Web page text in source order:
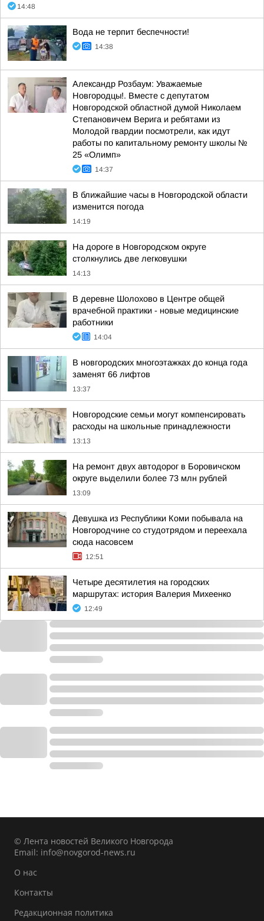
14:48
Вода не терпит беспечности!
14:38
Александр Розбаум: Уважаемые
Новгородцы!. Вместе с депутатом
Новгородской областной думой Николаем
Степановичем Верига и ребятами из
Молодой гвардии посмотрели, как идут
работы по капитальному ремонту школы №
25 «Олимп»
14:37
В ближайшие часы в Новгородской области
изменится погода
14:19
На дороге в Новгородском округе
столкнулись две легковушки
14:13
В деревне Шолохово в Центре общей
врачебной практики - новые медицинские
работники
14:04
В новгородских многоэтажках до конца года
заменят 66 лифтов
13:37
Новгородские семьи могут компенсировать
расходы на школьные принадлежности
13:13
На ремонт двух автодорог в Боровичском
округе выделили более 73 млн рублей
13:09
Девушка из Республики Коми побывала на
Новгородчине со студотрядом и переехала
сюда насовсем
12:51
Четыре десятилетия на городских
маршрутах: история Валерия Михеенко
12:49
© Лента новостей Великого Новгорода
Email: info@novgorod-news.ru
О нас
Контакты
Редакционная политика